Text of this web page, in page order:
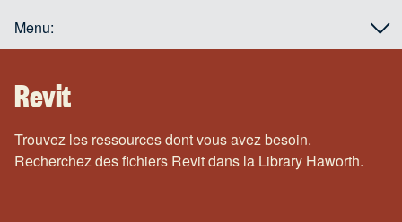
Menu:
Revit
Trouvez les ressources dont vous avez besoin.
Recherchez des fichiers Revit dans la Library Haworth.